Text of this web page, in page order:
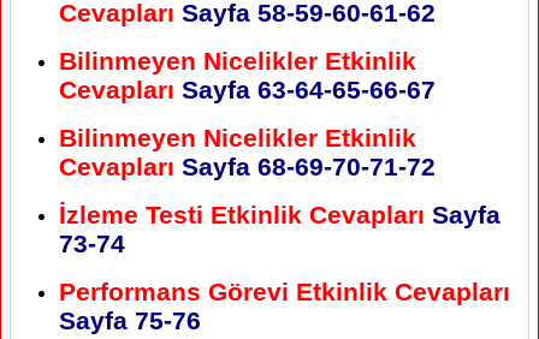
Cevapları Sayfa 58-59-60-61-62
Bilinmeyen Nicelikler Etkinlik
Cevapları Sayfa 63-64-65-66-67
Bilinmeyen Nicelikler Etkinlik
Cevapları Sayfa 68-69-70-71-72
İzleme Testi Etkinlik Cevapları Sayfa
73-74
Performans Görevi Etkinlik Cevapları
Sayfa 75-76